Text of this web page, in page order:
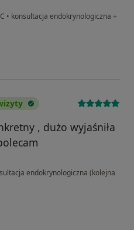
• konsultacja endokrynologiczna +
, dużo wyjaśniła
endokrynologiczna (kolejna